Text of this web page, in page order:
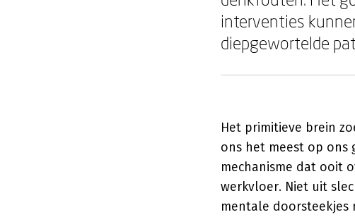
interventies
diepgewortelde
Het primitieve brein
ons het meest op ons
mechanisme dat ooit
werkvloer. Niet uit
mentale doorsteekjes